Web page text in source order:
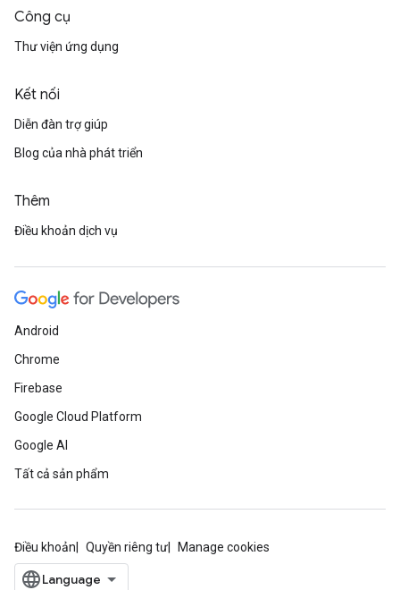
Công cụ
Thư viện ứng dụng
Kết nối
Diễn đàn trợ giúp
Blog của nhà phát triển
Thêm
Điều khoản dịch vụ
Android
Chrome
Firebase
Google Cloud Platform
Google AI
Tất cả sản phẩm
Điều khoản Quyền riêng tư Manage cookies